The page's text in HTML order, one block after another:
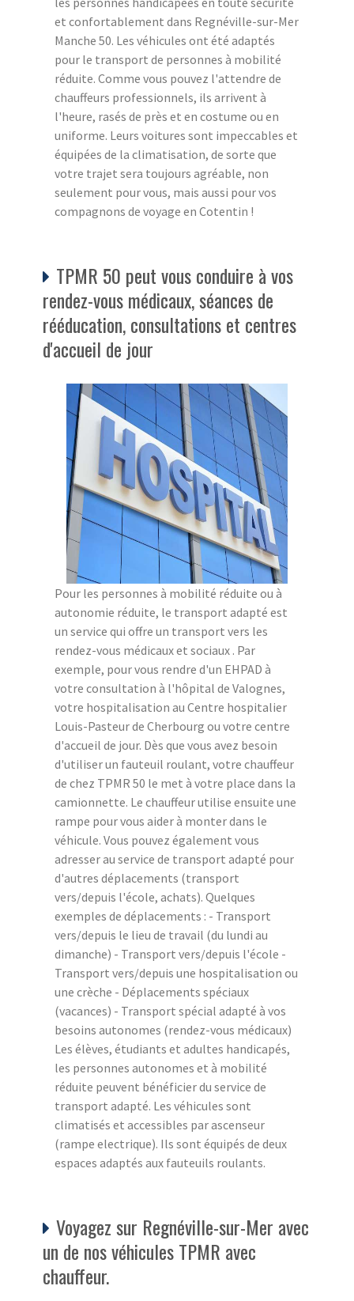
et confortablement dans Regnéville-sur-Mer
Manche 50. Les véhicules ont été adaptés
pour le transport de personnes à mobilité
réduite. Comme vous pouvez l'attendre de
chauffeurs professionnels, ils arrivent à
l'heure, rasés de près et en costume ou en
uniforme. Leurs voitures sont impeccables et
équipées de la climatisation, de sorte que
votre trajet sera toujours agréable, non
seulement pour vous, mais aussi pour vos
compagnons de voyage en Cotentin !
TPMR 50 peut vous conduire à vos
rendez-vous médicaux, séances de
rééducation, consultations et centres
d'accueil de jour
Pour les personnes à mobilité réduite ou à
autonomie réduite, le transport adapté est
un service qui offre un transport vers les
rendez-vous médicaux et sociaux . Par
exemple, pour vous rendre d'un EHPAD à
votre consultation à l'hôpital de Valognes,
votre hospitalisation au Centre hospitalier
Louis-Pasteur de Cherbourg ou votre centre
d'accueil de jour. Dès que vous avez besoin
d'utiliser un fauteuil roulant, votre chauffeur
de chez TPMR 50 le met à votre place dans la
camionnette. Le chauffeur utilise ensuite une
rampe pour vous aider à monter dans le
véhicule. Vous pouvez également vous
adresser au service de transport adapté pour
d'autres déplacements (transport
vers/depuis l'école, achats). Quelques
exemples de déplacements : - Transport
vers/depuis le lieu de travail (du lundi au
dimanche) - Transport vers/depuis l'école -
Transport vers/depuis une hospitalisation ou
une crèche - Déplacements spéciaux
(vacances) - Transport spécial adapté à vos
besoins autonomes (rendez-vous médicaux)
Les élèves, étudiants et adultes handicapés,
les personnes autonomes et à mobilité
réduite peuvent bénéficier du service de
transport adapté. Les véhicules sont
climatisés et accessibles par ascenseur
(rampe electrique). Ils sont équipés de deux
espaces adaptés aux fauteuils roulants.
Voyagez sur Regnéville-sur-Mer avec
un de nos véhicules TPMR avec
chauffeur.